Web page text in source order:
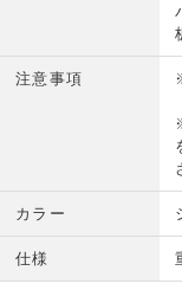
注意事項
カラー
仕様